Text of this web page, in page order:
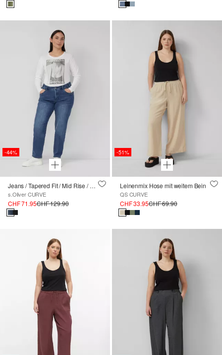
-44%
Jeans / Tapered Fit / Mid Rise / cosy inside
s.Oliver CURVE
CHF 71.95CHF 129.90
-51%
Leinenmix Hose mit weitem Bein
QS CURVE
CHF 33.95CHF 69.90